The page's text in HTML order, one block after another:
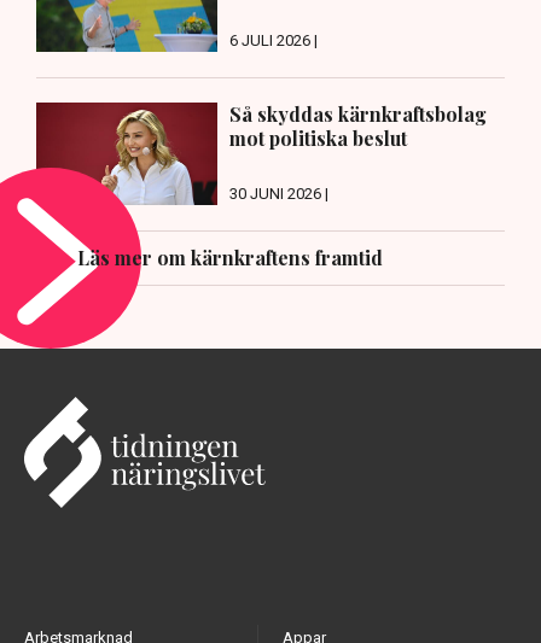
6 JULI 2026 |
Så skyddas kärnkraftsbolag
mot politiska beslut
30 JUNI 2026 |
Läs mer om kärnkraftens framtid
Arbetsmarknad Appar